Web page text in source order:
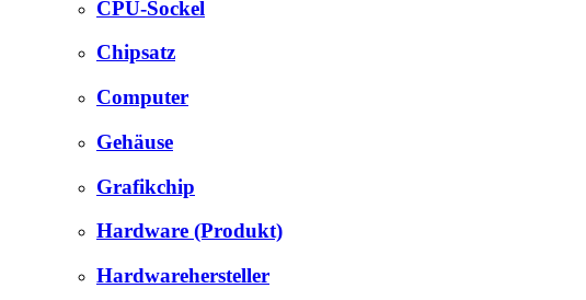
CPU-Sockel
Chipsatz
Computer
Gehäuse
Grafikchip
Hardware (Produkt)
Hardwarehersteller